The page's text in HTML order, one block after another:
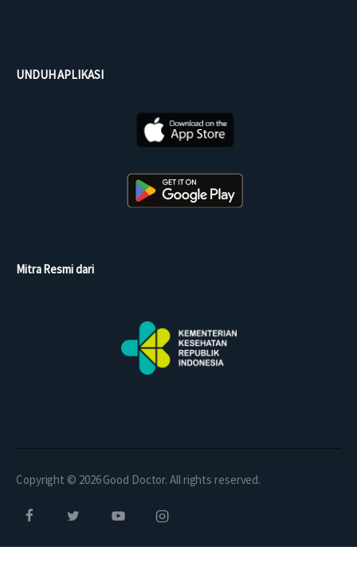
UNDUH APLIKASI
Mitra Resmi dari
Copyright © 2026 Good Doctor. All rights reserved.